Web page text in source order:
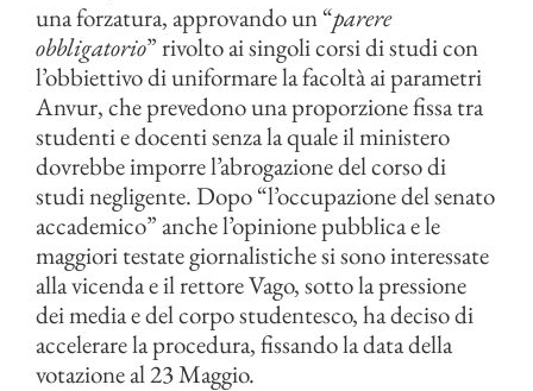
una forzatura, approvando un “parere
obbligatorio” rivolto ai singoli corsi di studi con
l’obbiettivo di uniformare la facoltà ai parametri
Anvur, che prevedono una proporzione fissa tra
studenti e docenti senza la quale il ministero
dovrebbe imporre l’abrogazione del corso di
studi negligente. Dopo “l’occupazione del senato
accademico” anche l’opinione pubblica e le
maggiori testate giornalistiche si sono interessate
alla vicenda e il rettore Vago, sotto la pressione
dei media e del corpo studentesco, ha deciso di
accelerare la procedura, fissando la data della
votazione al 23 Maggio.